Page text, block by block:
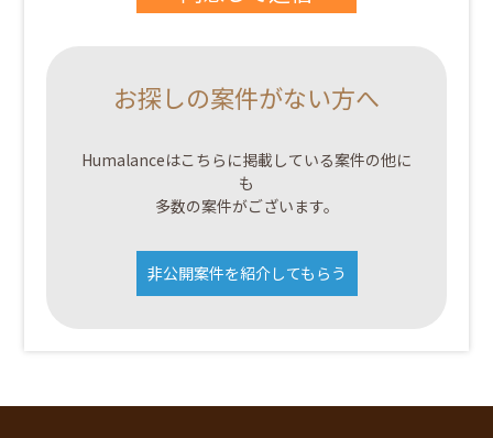
お探しの案件がない方へ
Humalanceはこちらに掲載している案件の他に
も
多数の案件がございます。
非公開案件を紹介してもらう